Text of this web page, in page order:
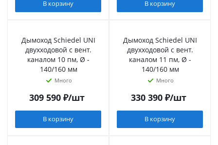
В корзину В корзину
Дымоход Schiedel UNI
двухходовой с вент.
каналом 10 пм, Ø -
140/160 мм
Много
309 590₽/шт
В корзину
Дымоход Schiedel UNI
двухходовой с вент.
каналом 11 пм, Ø -
140/160 мм
Много
330 390₽/шт
В корзину